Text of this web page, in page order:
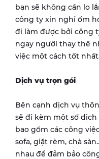
bạn sẽ không cần lo
công ty xin nghỉ ốm
đi làm được bởi công
ngay người thay thế
việc một cách tốt
Dịch vụ trọn gói
Bên cạnh dịch vụ
sẽ đi kèm một số
bao gồm các công
sofa, giặt rèm, chà
nhau để đảm bảo